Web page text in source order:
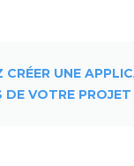
CRÉER UNE
DE VOTRE